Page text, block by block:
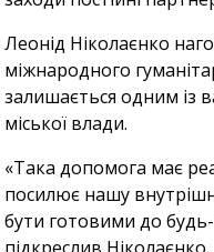
Леонід Ніколаєнко
міжнародного
залишається одним із
міської влади.
«Така допомога має
посилює нашу
бути готовими до